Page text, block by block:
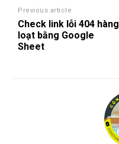
Previous article
Check link lỗi 404 hàng
loạt bằng Google
Sheet